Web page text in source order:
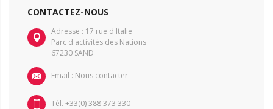
CONTACTEZ-NOUS
Adresse : 17 rue d'Italie
Parc d'activités des Nations
67230 SAND
Email : Nous contacter
Tél. +33(0) 388 373 330